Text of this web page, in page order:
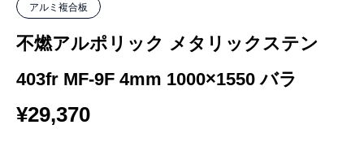
アルミ複合板
不燃アルポリック メタリックステン
403fr MF-9F 4mm 1000×1550 バラ
¥29,370